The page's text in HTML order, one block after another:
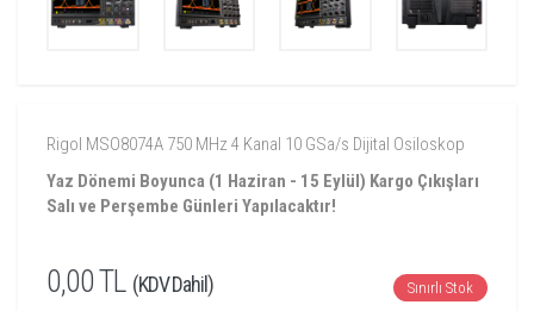
Rigol MSO8074A 750 MHz 4 Kanal 10 GSa/s Dijital Osiloskop
Yaz Dönemi Boyunca (1 Haziran - 15 Eylül) Kargo Çıkışları
Salı ve Perşembe Günleri Yapılacaktır!
0,00 TL (KDV Dahil) Sınırlı Stok